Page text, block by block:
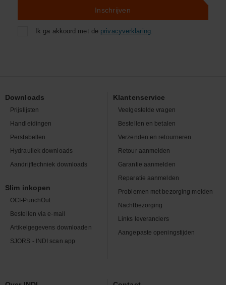
Inschrijven
Ik ga akkoord met de privacyverklaring.
Downloads
Prijslijsten
Handleidingen
Perstabellen
Hydrauliek downloads
Aandrijftechniek downloads
Slim inkopen
OCI-PunchOut
Bestellen via e-mail
Artikelgegevens downloaden
SJORS - INDI scan app
Klantenservice
Veelgestelde vragen
Bestellen en betalen
Verzenden en retourneren
Retour aanmelden
Garantie aanmelden
Reparatie aanmelden
Problemen met bezorging melden
Nachtbezorging
Links leveranciers
Aangepaste openingstijden